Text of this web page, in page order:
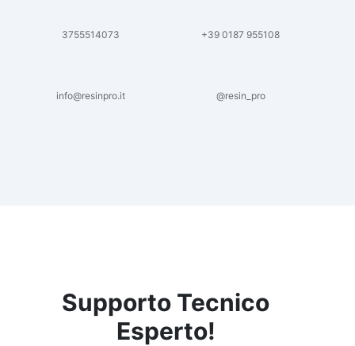
3755514073 +39 0187 955108
info@resinpro.it @resin_pro
Supporto Tecnico
Esperto!